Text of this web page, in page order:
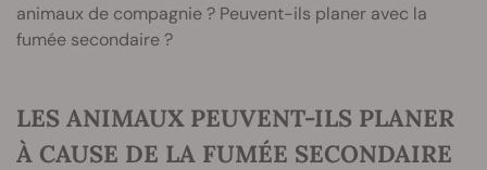
animaux de compagnie ? Peuvent-ils planer avec la
fumée secondaire ?
LES ANIMAUX PEUVENT-ILS PLANER
À CAUSE DE LA FUMÉE SECONDAIRE